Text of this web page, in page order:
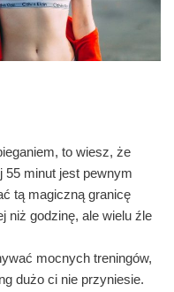
to wiesz, że
55 minut jest pewnym
tą magiczną granicę
niż godzinę, ale wielu źle
mocnych treningów,
dużo ci nie przyniesie.